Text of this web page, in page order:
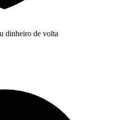
dinheiro de volta